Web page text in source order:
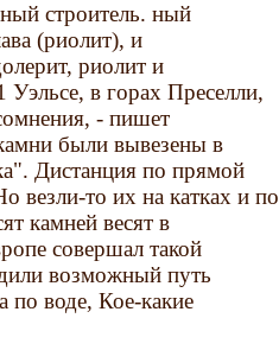
строитель. ный
(риолит), и
риолит и
Уэльсе, в горах Преселли,
- пишет
были вывезены в
Дистанция по прямой
везли-то их на катках и по
камней весят в
совершал такой
возможный путь
по воде, Кое-какие